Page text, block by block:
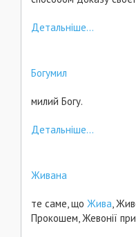
Детальніше...
Богумил
милий Богу.
Детальніше...
Живана
те саме, що Жива,
Прокошем, Жевонії